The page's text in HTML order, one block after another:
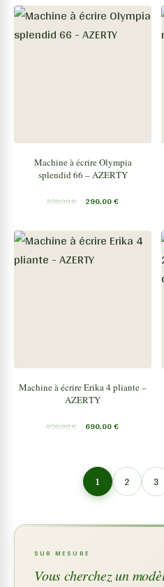
Machine à écrire Olympia
splendid 66 – AZERTY
350,00€ 290,00€
Machine à écrire Erika 4 pliante –
AZERTY
850,00€ 690,00€
1 2 3
SUR MESURE
Vous cherchez un